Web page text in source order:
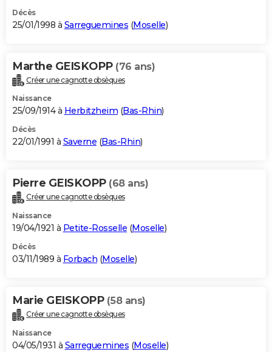
Décès
25/01/1998 à Sarreguemines (Moselle)
Marthe GEISKOPP (76 ans)
Créer une cagnotte obsèques
Naissance
25/09/1914 à Herbitzheim (Bas-Rhin)
Décès
22/01/1991 à Saverne (Bas-Rhin)
Pierre GEISKOPP (68 ans)
Créer une cagnotte obsèques
Naissance
19/04/1921 à Petite-Rosselle (Moselle)
Décès
03/11/1989 à Forbach (Moselle)
Marie GEISKOPP (58 ans)
Créer une cagnotte obsèques
Naissance
04/05/1931 à Sarreguemines (Moselle)